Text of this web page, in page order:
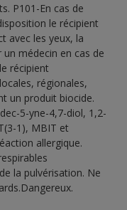
P101-En cas de
le récipient
avec les yeux, la
médecin en cas de
récipient
régionales,
un produit biocide.
5-yne-4,7-diol, 1,2-
1), MBIT et
allergique.
la pulvérisation. Ne